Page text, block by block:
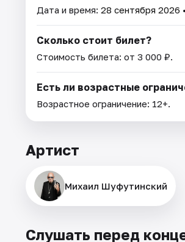
Дата и время: 28 сентября 2026
Сколько стоит билет?
Стоимость билета: от 3 000 ₽.
Есть ли возрастные
Возрастное ограничение: 12+.
Артист
Михаил Шуфутинский
Слушать перед